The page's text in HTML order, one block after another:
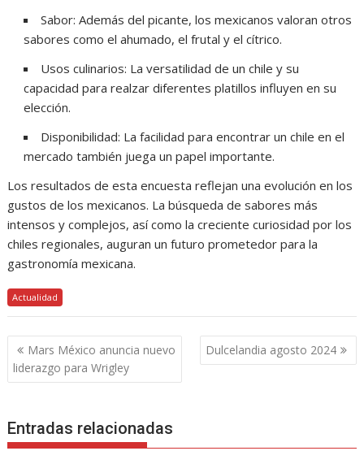
Sabor: Además del picante, los mexicanos valoran otros
sabores como el ahumado, el frutal y el cítrico.
Usos culinarios: La versatilidad de un chile y su
capacidad para realzar diferentes platillos influyen en su
elección.
Disponibilidad: La facilidad para encontrar un chile en el
mercado también juega un papel importante.
Los resultados de esta encuesta reflejan una evolución en los
gustos de los mexicanos. La búsqueda de sabores más
intensos y complejos, así como la creciente curiosidad por los
chiles regionales, auguran un futuro prometedor para la
gastronomía mexicana.
Actualidad
Navegación
de
entradas
Mars México anuncia nuevo
liderazgo para Wrigley
Dulcelandia agosto 2024
Entradas relacionadas